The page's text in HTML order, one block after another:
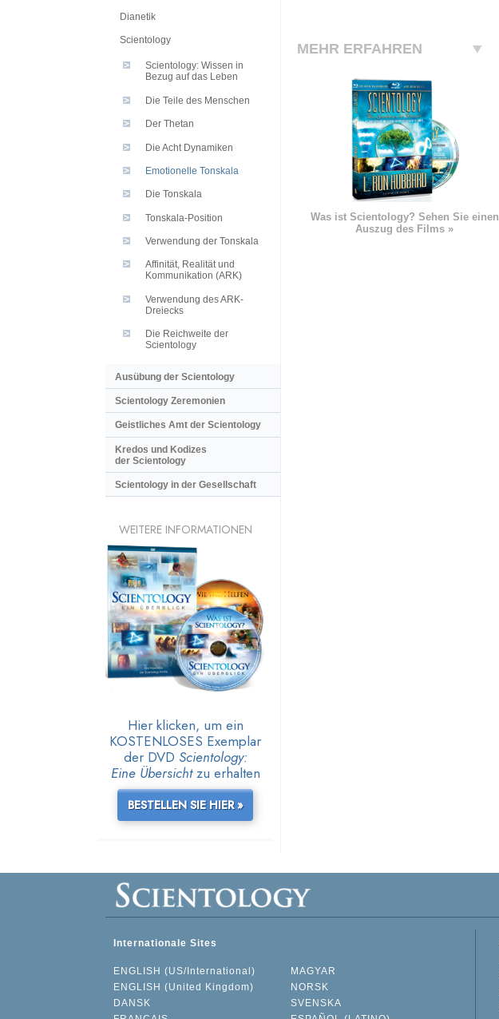
MEHR ERFAHREN
Was ist Scientology? Sehen Sie einen
Auszug des Films »
Dianetik
Scientology
Scientology: Wissen in
Bezug auf das Leben
Die Teile des Menschen
Der Thetan
Die Acht Dynamiken
Emotionelle Tonskala
Die Tonskala
Tonskala-Position
Verwendung der Tonskala
Affinität, Realität und
Kommunikation (ARK)
Verwendung des ARK-
Dreiecks
Die Reichweite der
Scientology
Ausübung der Scientology
Scientology Zeremonien
Geistliches Amt der Scientology
Kredos und Kodizes
der Scientology
Scientology in der Gesellschaft
WEITERE INFORMATIONEN
Hier klicken, um ein
KOSTENLOSES Exemplar
der DVD Scientology:
Eine Übersichtzu erhalten
BESTELLEN SIE HIER »
Internationale Sites
ENGLISH (US/International)
ENGLISH (United Kingdom)
DANSK
MAGYAR
NORSK
SVENSKA